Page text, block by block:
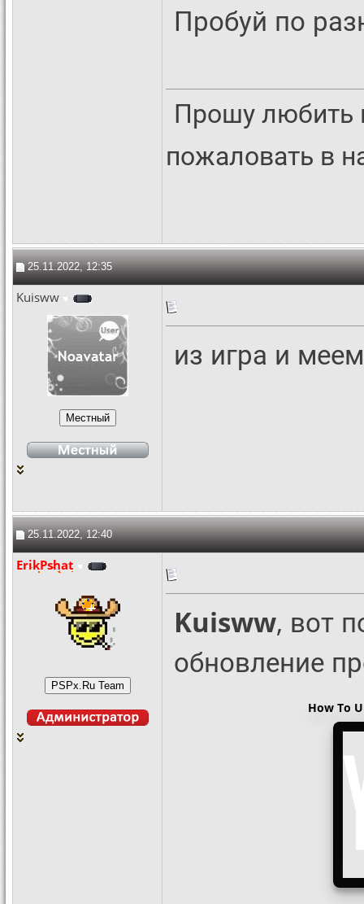
Пробуй по
Прошу
пожаловать в
25.11.2022, 12:35
Kuisww
из игра и
25.11.2022, 12:40
ErikPshat
Kuisww, вот
обновление
How To